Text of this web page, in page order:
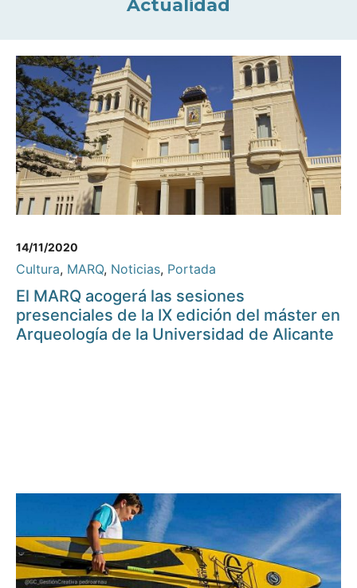
Actualidad
14/11/2020
Cultura, MARQ, Noticias, Portada
El MARQ acogerá las sesiones
presenciales de la IX edición del máster en
Arqueología de la Universidad de Alicante